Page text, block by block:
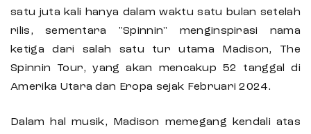
satu juta kali hanya dalam waktu satu bulan setelah
rilis, sementara "Spinnin" menginspirasi nama
ketiga dari salah satu tur utama Madison, The
Spinnin Tour, yang akan mencakup 52 tanggal di
Amerika Utara dan Eropa sejak Februari 2024.
Dalam hal musik, Madison memegang kendali atas